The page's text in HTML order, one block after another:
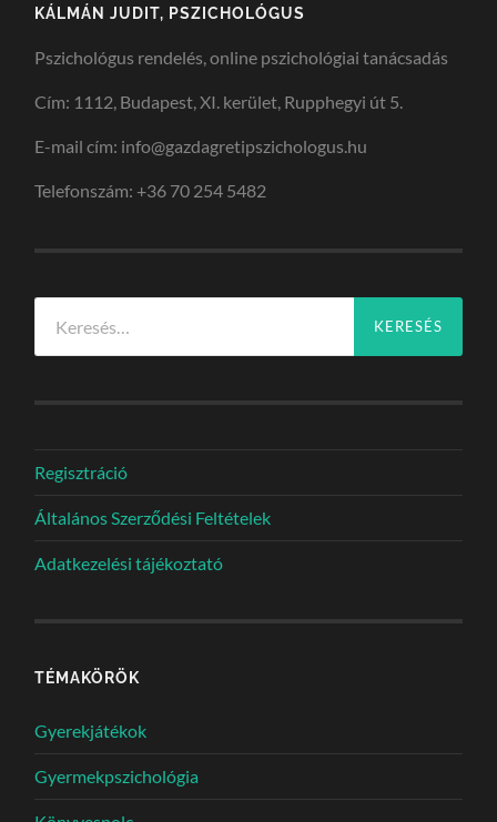
KÁLMÁN JUDIT, PSZICHOLÓGUS
Pszichológus rendelés, online pszichológiai tanácsadás
Cím: 1112, Budapest, XI. kerület, Rupphegyi út 5.
E-mail cím: info@gazdagretipszichologus.hu
Telefonszám: +36 70 254 5482
Regisztráció
Általános Szerződési Feltételek
Adatkezelési tájékoztató
TÉMAKÖRÖK
Gyerekjátékok
Gyermekpszichológia